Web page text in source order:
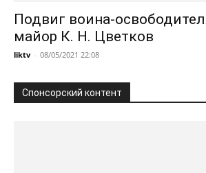
Подвиг воина-
майор К. Н. Цветков
liktv - 08/05/2021 22:08
Спонсорский контент